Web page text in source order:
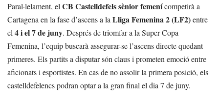
Paral·lelament, el CB Castelldefels sènior femenícompetirà a
Cartagena en la fase d’ascens a la Lliga Femenina 2 (LF2)entre
el 4 i el 7 de juny. Després de triomfar a la Super Copa
Femenina, l’equip buscarà assegurar-se l’ascens directe quedant
primeres. Els partits a disputar són claus i prometen emoció entre
aficionats i esportistes. En cas de no assolir la primera posició, els
castelldefelencs podran optar a la gran final el dia 7 de juny.